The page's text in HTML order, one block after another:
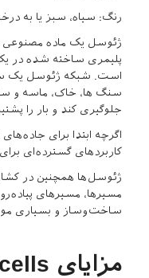
رنگ: سیاه، سبز یا به
ژئوسل یک ماده مصنوعی
پلیمری ساخته شده در
است. شبکه ژئوسل یک
سنگ ها، خاک، ماسه و
جلوگیری کند و بار را
اگرچه ابتدا برای
کاربردهای گسترده‌ای برای
ژئوسل‌ها همچنین در
مسیرها، مسیرهای
ساخت‌وساز و بسیاری
مزایای Geocells